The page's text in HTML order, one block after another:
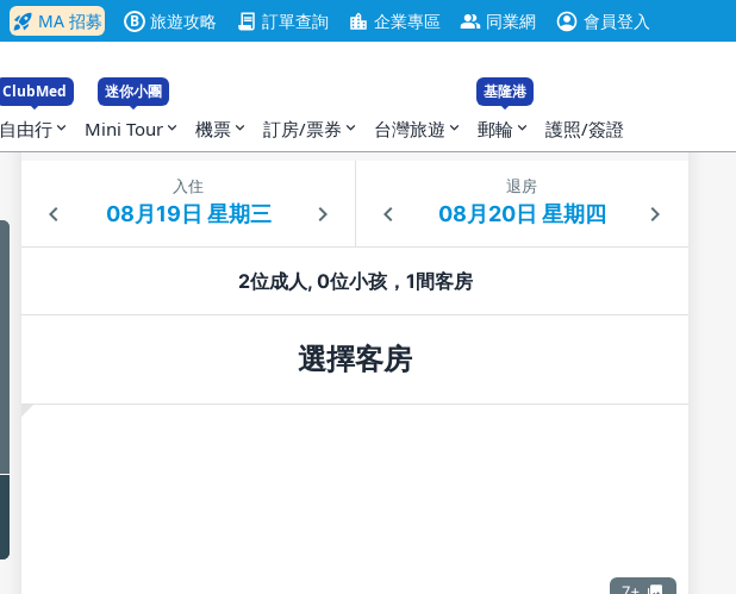
rocket_launch MA 招募 B 旅遊攻略 contract 訂單查詢 location_city 企業專區 group 同業網 account_circle 會員登入
ClubMed
自由行 expand_more
迷你小團
Mini Tour expand_more 機票 expand_more 訂房/票券 expand_more 台灣旅遊 expand_more
基隆港
郵輪 expand_more 護照/簽證
入住 退房
2位成人, 0位小孩，1間客房
選擇客房